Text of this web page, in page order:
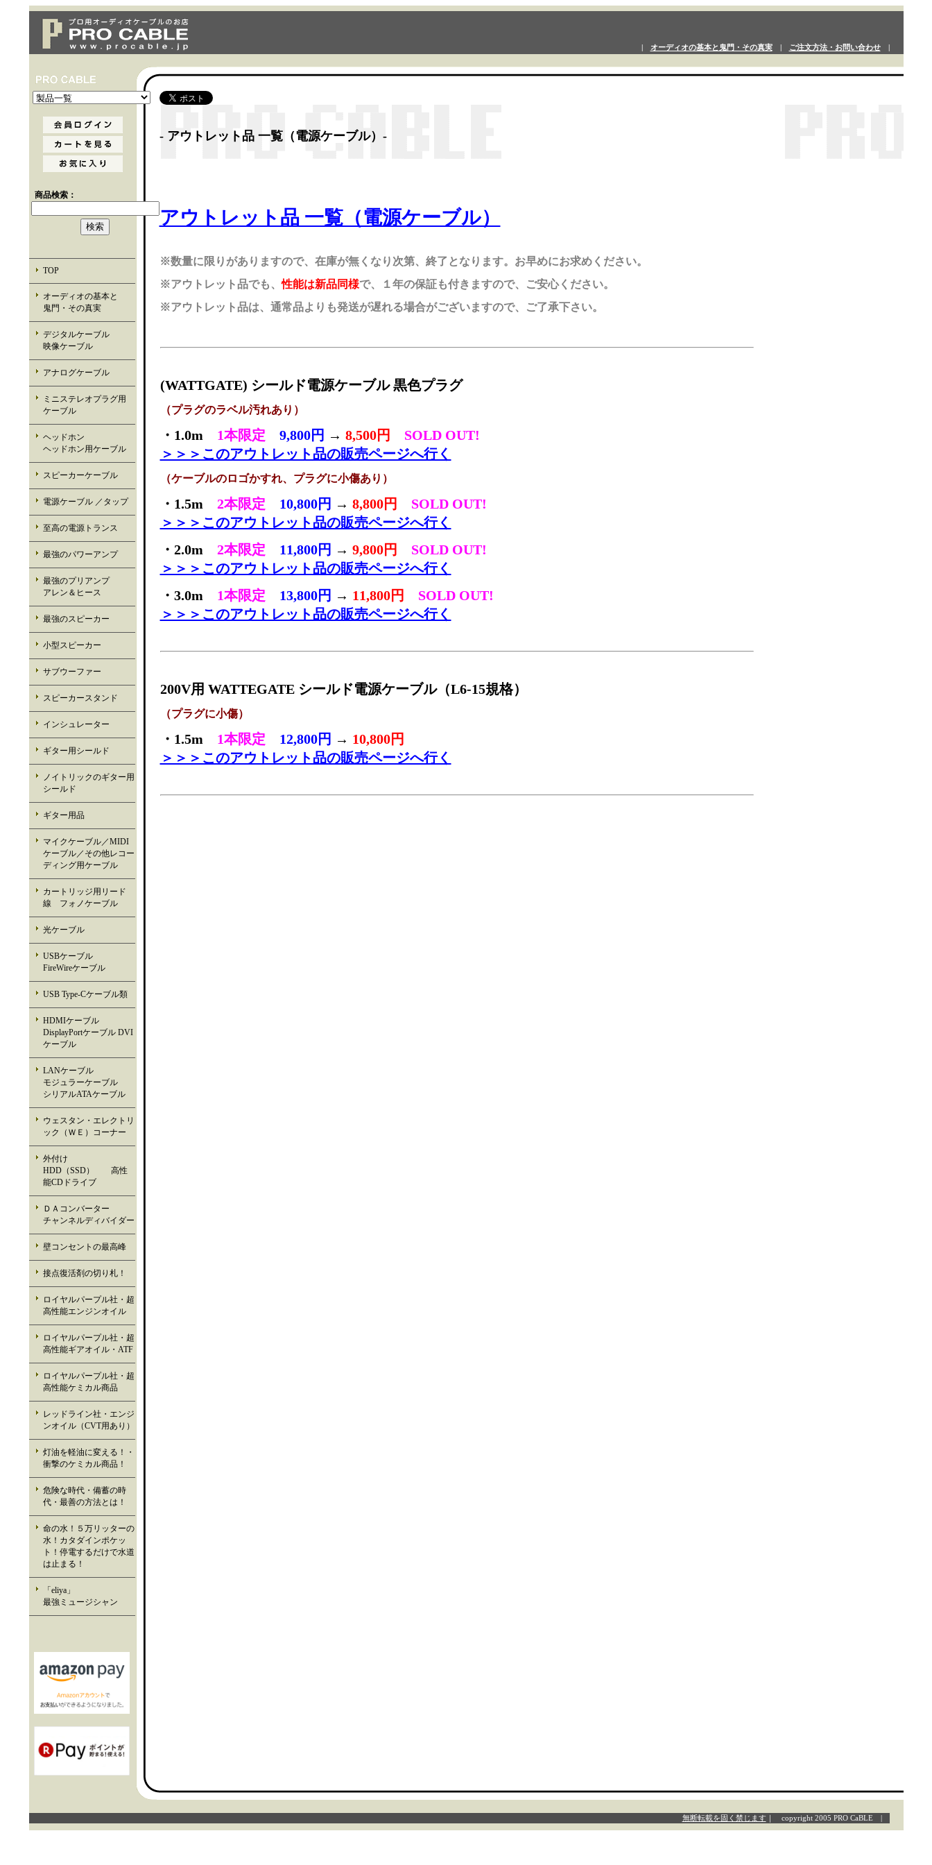
オーディオの基本と鬼門・その真実| ご注文方法・お問い合わせ|
商品検索：
TOP
オーディオの基本と
鬼門・その真実
デジタルケーブル
映像ケーブル
アナログケーブル
ミニステレオプラグ用
ケーブル
ヘッドホン
ヘッドホン用ケーブル
スピーカーケーブル
電源ケーブル ／タップ
至高の電源トランス
最強のパワーアンプ
最強のプリアンプ
アレン＆ヒース
最強のスピーカー
小型スピーカー
サブウーファー
スピーカースタンド
インシュレーター
ギター用シールド
ノイトリックのギター用
シールド
ギター用品
マイクケーブル／MIDI
ケーブル／その他レコー
ディング用ケーブル
カートリッジ用リード
線 フォノケーブル
光ケーブル
USBケーブル
FireWireケーブル
USB Type-Cケーブル類
HDMIケーブル
DisplayPortケーブル DVI
ケーブル
LANケーブル
モジュラーケーブル
シリアルATAケーブル
ウェスタン・エレクトリ
ック（ＷＥ）コーナー
外付け
HDD（SSD） 高性
能CDドライブ
ＤＡコンバーター
チャンネルディバイダー
壁コンセントの最高峰
接点復活剤の切り札！
ロイヤルパープル社・超
高性能エンジンオイル
ロイヤルパープル社・超
高性能ギアオイル・ATF
ロイヤルパープル社・超
高性能ケミカル商品
レッドライン社・エンジ
ンオイル（CVT用あり）
灯油を軽油に変える！・
衝撃のケミカル商品！
危険な時代・備蓄の時
代・最善の方法とは！
命の水！５万リッターの
水！カタダインポケッ
ト！停電するだけで水道
は止まる！
「eliya」
最強ミュージシャン
- アウトレット品 一覧（電源ケーブル）-
アウトレット品 一覧（電源ケーブル）
※数量に限りがありますので、在庫が無くなり次第、終了となります。 お早めにお求めください。
※アウトレット品でも、性能は新品同様で、１年の保証も付きますので、ご安心ください。
※アウトレット品は、通常品よりも発送が遅れる場合がございますので、ご了承下さい。
(WATTGATE) シールド電源ケーブル 黒色プラグ
（プラグのラベル汚れあり）
・1.0m 1本限定 9,800円 → 8,500円 SOLD OUT!
＞＞＞このアウトレット品の販売ページへ行く
（ケーブルのロゴかすれ、プラグに小傷あり）
・1.5m 2本限定 10,800円 → 8,800円 SOLD OUT!
＞＞＞このアウトレット品の販売ページへ行く
・2.0m 2本限定 11,800円 → 9,800円 SOLD OUT!
＞＞＞このアウトレット品の販売ページへ行く
・3.0m 1本限定 13,800円 → 11,800円 SOLD OUT!
＞＞＞このアウトレット品の販売ページへ行く
200V用 WATTEGATE シールド電源ケーブル（L6-15規格）
（プラグに小傷）
・1.5m 1本限定 12,800円 → 10,800円
＞＞＞このアウトレット品の販売ページへ行く
無断転載を固く禁じます｜ copyright 2005 PRO CaBLE |